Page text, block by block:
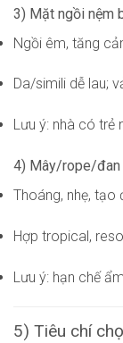
3) Mặt ngồi nệm
Ngồi êm, tăng
Da/simili dễ lau;
Lưu ý: nhà có trẻ
4) Mây/rope/đan
Thoáng, nhẹ, tạo
Hợp tropical,
Lưu ý: hạn chế
5) Tiêu chí